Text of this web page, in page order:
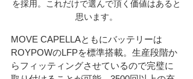
を採用。これだけで選んで頂く価値はあると
思います。
MOVE CAPELLAともにバッテリーは
ROYPOWのLFPを標準搭載。生産段階か
らフィッティングさせているので完璧に